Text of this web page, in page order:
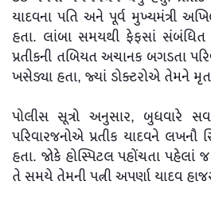
યાદવના પતિ અને પૂર્વ મુખ્યમંત્રી
હતા. લાંબા સમયથી ફેફસાં સંબંધિત
પ્રતીકની તબિયત અચાનક બગડતા
ખસેડ્યા હતા, જ્યાં ડોક્ટરોએ તેમને મૃત
પોલીસ સૂત્રો અનુસાર, બુધવારે
પરિવારજનોએ પ્રતીક યાદવને લખનૌ
હતા. જોકે હોસ્પિટલ પહોંચતા
તે સમયે તેમની પત્ની અપર્ણા યાદવ